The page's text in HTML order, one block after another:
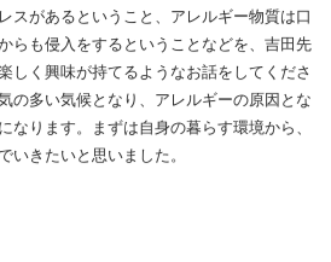
スがあるということ、アレルギー物質は口
らも侵入をするということなどを、吉田先
しく興味が持てるようなお話をしてくださ
の多い気候となり、アレルギーの原因とな
なります。まずは自身の暮らす環境から、
いきたいと思いました。